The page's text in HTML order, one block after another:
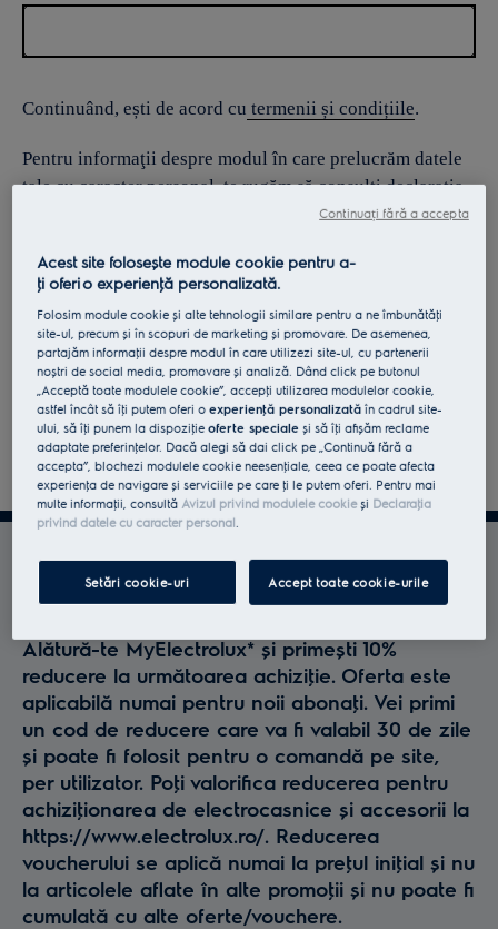
Continuând, ești de acord cu termenii și condițiile.
Pentru informaţii despre modul în care prelucrăm datele
tale cu caracter personal, te rugăm să consulţi declaraţia
Profită la maxim de
Electrolux
Alătură-te MyElectrolux* și primești 10%
reducere la următoarea achiziţie. Oferta este
aplicabilă numai pentru noii abonaţi. Vei primi
un cod de reducere care va fi valabil 30 de zile
și poate fi folosit pentru o comandă pe site,
per utilizator. Poţi valorifica reducerea pentru
achiziţionarea de electrocasnice și accesorii la
https://www.electrolux.ro/. Reducerea
voucherului se aplică numai la preţul iniţial și nu
la articolele aflate în alte promoţii și nu poate fi
cumulată cu alte oferte/vouchere.
Acest site folosește module cookie pentru a-
ţi oferi o experienţă personalizată.
Folosim module cookie și alte tehnologii similare pentru a ne îmbunătăţi
site-ul, precum și în scopuri de marketing și promovare. De asemenea,
partajăm informaţii despre modul în care utilizezi site-ul, cu partenerii
noștri de social media, promovare și analiză. Dând click pe butonul
„Acceptă toate modulele cookie”, accepţi utilizarea modulelor cookie,
astfel încât să îţi putem oferi oexperienţă personalizată în cadrul site-
ului, să îţi punem la dispoziţieoferte speciale și să îţi afișăm reclame
adaptate preferinţelor. Dacă alegi să dai click pe „Continuă fără a
accepta”, blochezi modulele cookie neesenţiale, ceea ce poate afecta
experienţa de navigare și serviciile pe care ţi le putem oferi. Pentru mai
multe informaţii, consultă Avizul privind modulele cookieși Declaraţia
privind datele cu caracter personal.
Setări cookie-uri Accept toate cookie-urile
Continuați fără a accepta